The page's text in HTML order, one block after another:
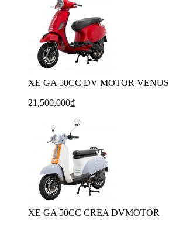
XE GA 50CC DV MOTOR VENUS
21,500,000₫
XE GA 50CC CREA DVMOTOR